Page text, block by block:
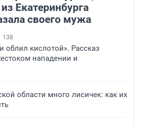
Екатеринбурга
своего мужа
138
облил кислотой». Рассказ
нападении и
области много лисичек: как их